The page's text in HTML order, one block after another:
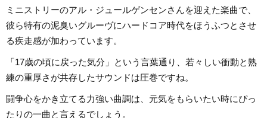
ミニストリーのアル・ジュールゲンセンさんを迎えた楽曲で、
彼ら特有の泥臭いグルーヴにハードコア時代をほうふつとさせ
る疾走感が加わっています。
「17歳の頃に戻った気分」という言葉通り、若々しい衝動と熟
練の重厚さが共存したサウンドは圧巻ですね。
闘争心をかき立てる力強い曲調は、元気をもらいたい時にぴっ
たりの一曲と言えるでしょう。